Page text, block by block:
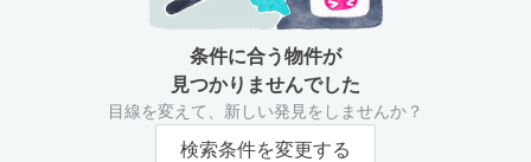
条件に合う物件が
見つかりませんでした
目線を変えて、新しい発見をしませんか？
検索条件を変更する